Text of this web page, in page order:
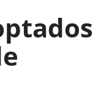
externa.